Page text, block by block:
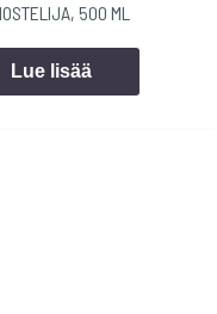
500 ML
Lue lisää